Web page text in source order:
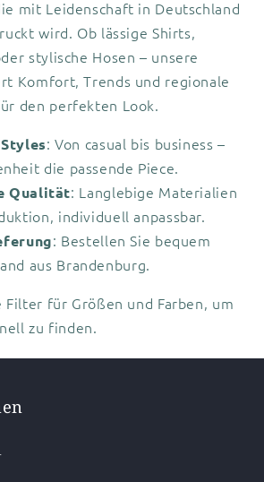
mit Leidenschaft in Deutschland
wird. Ob lässige Shirts,
stylische Hosen – unsere
Komfort, Trends und regionale
den perfekten Look.
: Von casual bis business –
die passende Piece.
Qualität: Langlebige Materialien
individuell anpassbar.
: Bestellen Sie bequem
aus Brandenburg.
Filter für Größen und Farben, um
zu finden.